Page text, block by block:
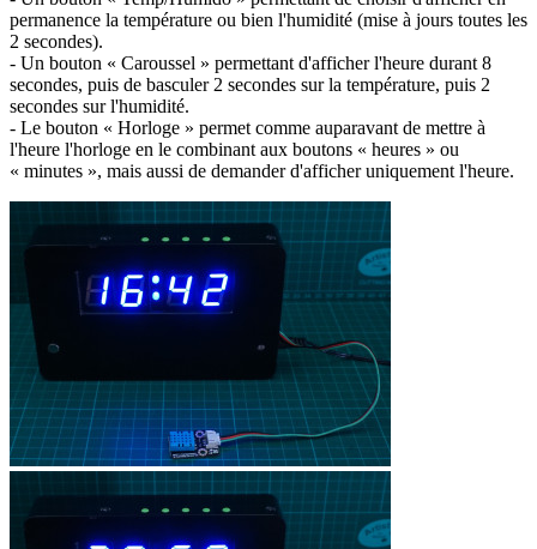
permanence la température ou bien l'humidité (mise à jours toutes les
2 secondes).
- Un bouton « Caroussel » permettant d'afficher l'heure durant 8
secondes, puis de basculer 2 secondes sur la température, puis 2
secondes sur l'humidité.
- Le bouton « Horloge » permet comme auparavant de mettre à
l'heure l'horloge en le combinant aux boutons « heures » ou
« minutes », mais aussi de demander d'afficher uniquement l'heure.